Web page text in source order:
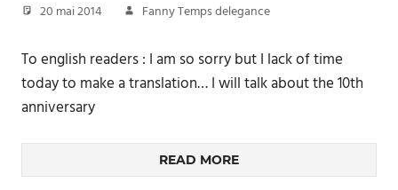
20 mai 2014 Fanny Temps delegance
To english readers : I am so sorry but I lack of time
today to make a translation… I will talk about the 10th
anniversary
READ MORE